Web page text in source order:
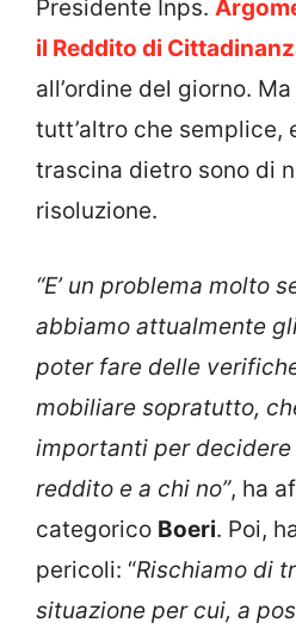
Presidente Inps.
il Reddito di
all’ordine del giorno.
tutt’altro che semplice,
trascina dietro sono di
risoluzione.
“E’ un problema molto
abbiamo attualmente
poter fare delle
mobiliare sopratutto,
importanti per decidere
reddito e a chi no”, ha
categorico Boeri. Poi,
pericoli: “Rischiamo di
situazione per cui, a